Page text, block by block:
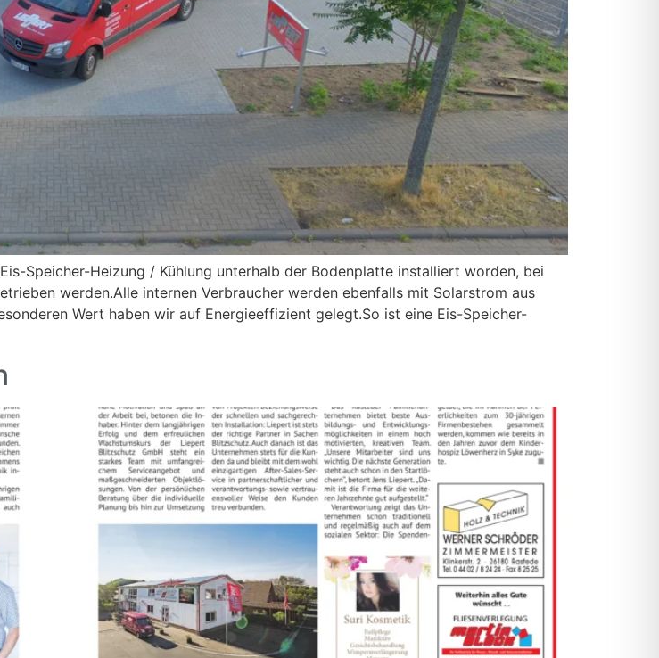
Speicher-Heizung / Kühlung unterhalb der Bodenplatte installiert worden, bei
werden.Alle internen Verbraucher werden ebenfalls mit Solarstrom aus
Wert haben wir auf Energieeffizient gelegt.So ist eine Eis-Speicher-